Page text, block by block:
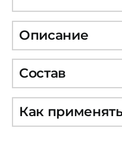
Описание
Состав
Как